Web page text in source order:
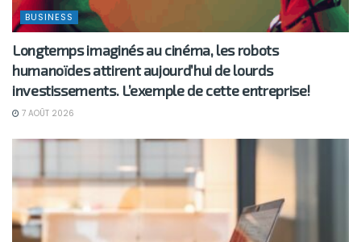
BUSINESS
Longtemps imaginés au cinéma, les robots
humanoïdes attirent aujourd’hui de lourds
investissements. L’exemple de cette entreprise!
7 AOÛT 2026